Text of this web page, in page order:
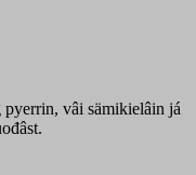
pyerrin, vâi sämikielâin já